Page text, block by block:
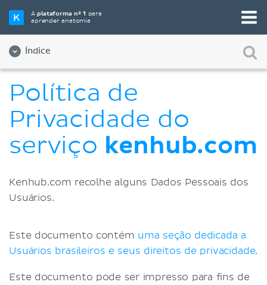
Aplataforma nº 1 para
aprender anatomia
Índice
Qualidade
Diversidade e Inclusão
Equipe
Vagas de empregos
Registro
Termos e Condições
Política de
Privacidade do
serviço kenhub.com
Kenhub.com recolhe alguns Dados Pessoais dos
Usuários.
Este documento contém uma seção dedicada a
Usuários brasileiros e seus direitos de privacidade.
Este documento pode ser impresso para fins de